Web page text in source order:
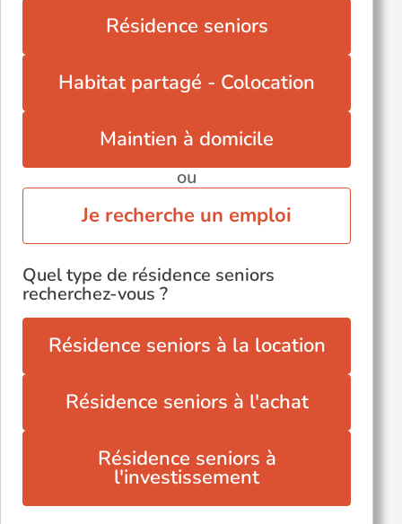
Saint-Gengoux-le-National (71460)
Saint-Maurice-lès-Châteauneuf (71740)
Tournus (71700)
Résidence seniors
Habitat partagé - Colocation
Maintien à domicile
ou
Je recherche un emploi
Quel type de résidence seniors
recherchez-vous ?
Résidence seniors à la location
Résidence seniors à l'achat
Résidence seniors à
l'investissement